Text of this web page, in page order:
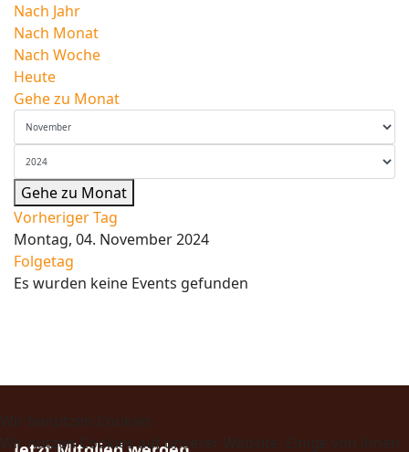
Nach Jahr
Nach Monat
Nach Woche
Heute
Gehe zu Monat
Gehe zu Monat
Vorheriger Tag
Montag, 04. November 2024
Folgetag
Es wurden keine Events gefunden
Wir nutzen Cookies auf unserer Website. Einige von ihnen